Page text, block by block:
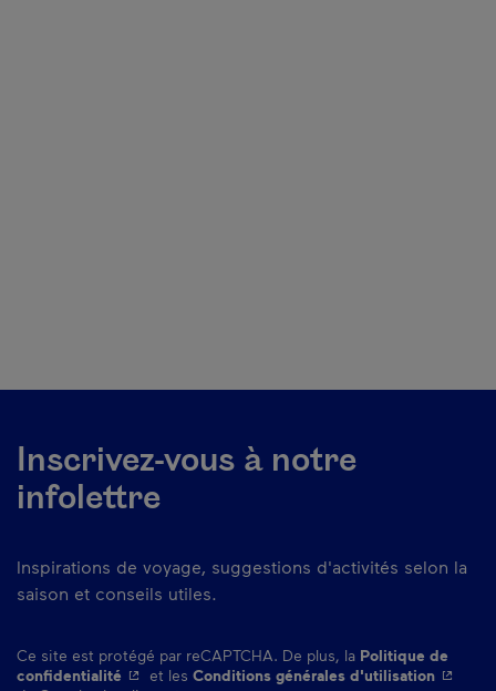
Inscrivez-vous à notre
infolettre
Inspirations de voyage, suggestions d'activités selon la
saison et conseils utiles.
Ce site est protégé par reCAPTCHA. De plus, la Politique de
confidentialité - Cet hyperlien s'ouvrira dans une nouvelle fenêtre.
et les Conditions générales d'utilisation- Cet